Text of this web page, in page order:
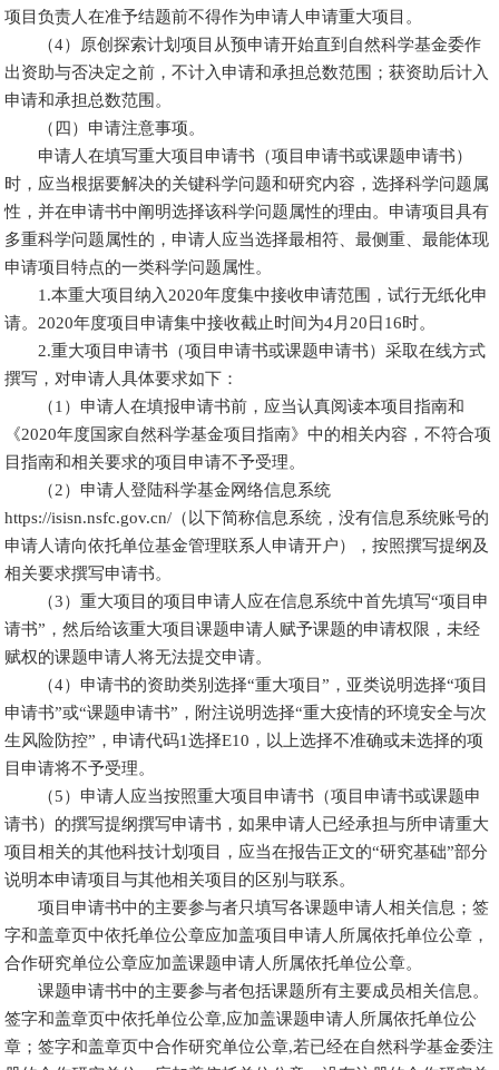
项目负责人在准予结题前不得作为申请人申请重大项目。
（4）原创探索计划项目从预申请开始直到自然科学基金委作
出资助与否决定之前，不计入申请和承担总数范围；获资助后计入
申请和承担总数范围。
（四）申请注意事项。
申请人在填写重大项目申请书（项目申请书或课题申请书）
时，应当根据要解决的关键科学问题和研究内容，选择科学问题属
性，并在申请书中阐明选择该科学问题属性的理由。申请项目具有
多重科学问题属性的，申请人应当选择最相符、最侧重、最能体现
申请项目特点的一类科学问题属性。
1.本重大项目纳入2020年度集中接收申请范围，试行无纸化申
请。2020年度项目申请集中接收截止时间为4月20日16时。
2.重大项目申请书（项目申请书或课题申请书）采取在线方式
撰写，对申请人具体要求如下：
（1）申请人在填报申请书前，应当认真阅读本项目指南和
《2020年度国家自然科学基金项目指南》中的相关内容，不符合项
目指南和相关要求的项目申请不予受理。
（2）申请人登陆科学基金网络信息系统
https://isisn.nsfc.gov.cn/（以下简称信息系统，没有信息系统账号的
申请人请向依托单位基金管理联系人申请开户），按照撰写提纲及
相关要求撰写申请书。
（3）重大项目的项目申请人应在信息系统中首先填写“项目申
请书”，然后给该重大项目课题申请人赋予课题的申请权限，未经
赋权的课题申请人将无法提交申请。
（4）申请书的资助类别选择“重大项目”，亚类说明选择“项目
申请书”或“课题申请书”，附注说明选择“重大疫情的环境安全与次
生风险防控”，申请代码1选择E10，以上选择不准确或未选择的项
目申请将不予受理。
（5）申请人应当按照重大项目申请书（项目申请书或课题申
请书）的撰写提纲撰写申请书，如果申请人已经承担与所申请重大
项目相关的其他科技计划项目，应当在报告正文的“研究基础”部分
说明本申请项目与其他相关项目的区别与联系。
项目申请书中的主要参与者只填写各课题申请人相关信息；签
字和盖章页中依托单位公章应加盖项目申请人所属依托单位公章，
合作研究单位公章应加盖课题申请人所属依托单位公章。
课题申请书中的主要参与者包括课题所有主要成员相关信息。
签字和盖章页中依托单位公章,应加盖课题申请人所属依托单位公
章；签字和盖章页中合作研究单位公章,若已经在自然科学基金委注